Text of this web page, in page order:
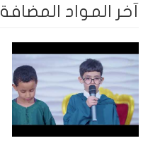
آخر المواد المضافة